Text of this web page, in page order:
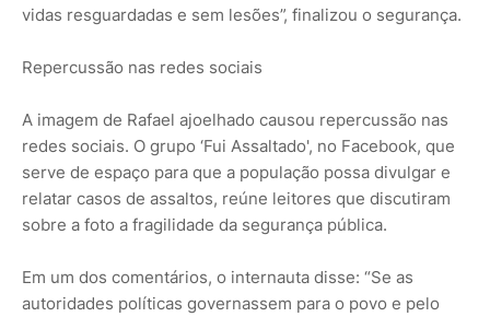
vidas resguardadas e sem lesões”, finalizou o segurança.
Repercussão nas redes sociais
A imagem de Rafael ajoelhado causou repercussão nas
redes sociais. O grupo ‘Fui Assaltado', no Facebook, que
serve de espaço para que a população possa divulgar e
relatar casos de assaltos, reúne leitores que discutiram
sobre a foto a fragilidade da segurança pública.
Em um dos comentários, o internauta disse: “Se as
autoridades políticas governassem para o povo e pelo